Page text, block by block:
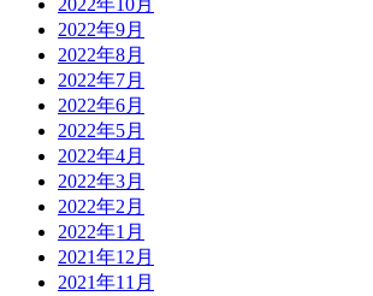
2022年10月
2022年9月
2022年8月
2022年7月
2022年6月
2022年5月
2022年4月
2022年3月
2022年2月
2022年1月
2021年12月
2021年11月